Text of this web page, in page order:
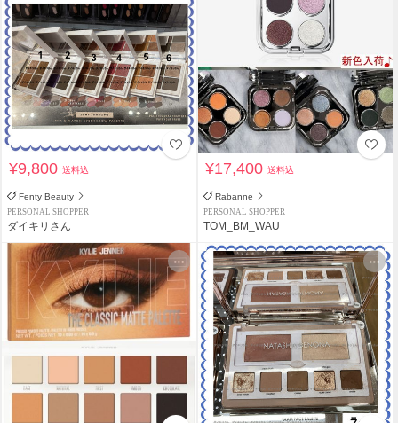
¥9,800送料込
Fenty Beauty
PERSONAL SHOPPER
ダイキリさん
¥17,400送料込
Rabanne
PERSONAL SHOPPER
TOM_BM_WAU